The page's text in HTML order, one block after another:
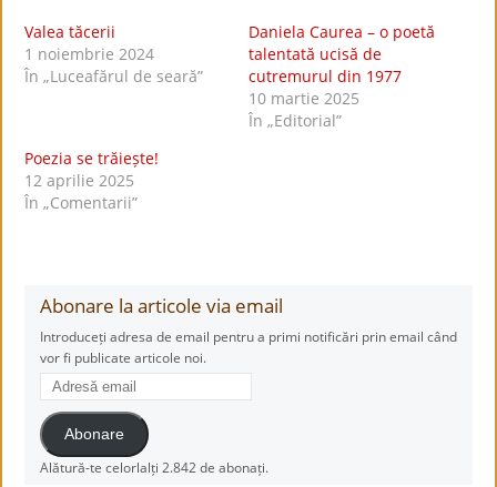
Valea tăcerii
1 noiembrie 2024
În „Luceafărul de seară”
Daniela Caurea – o poetă
talentată ucisă de
cutremurul din 1977
10 martie 2025
În „Editorial”
Poezia se trăiește!
12 aprilie 2025
În „Comentarii”
Abonare la articole via email
Introduceți adresa de email pentru a primi notificări prin email când
vor fi publicate articole noi.
Adresă
email
Abonare
Alătură-te celorlalți 2.842 de abonați.